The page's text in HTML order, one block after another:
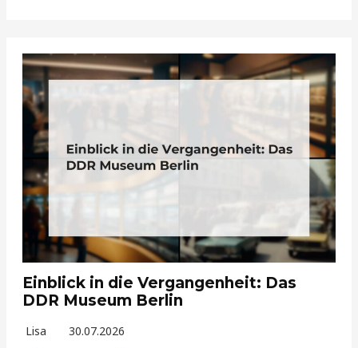
Einblick in die Vergangenheit: Das
DDR Museum Berlin
Lisa 30.07.2026